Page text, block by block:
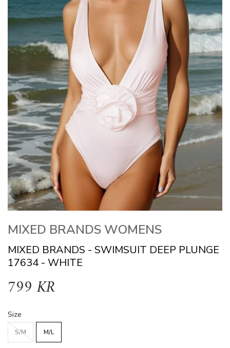
MIXED BRANDS WOMENS
MIXED BRANDS - SWIMSUIT DEEP PLUNGE
17634 - WHITE
799 KR
Size
S/M M/L